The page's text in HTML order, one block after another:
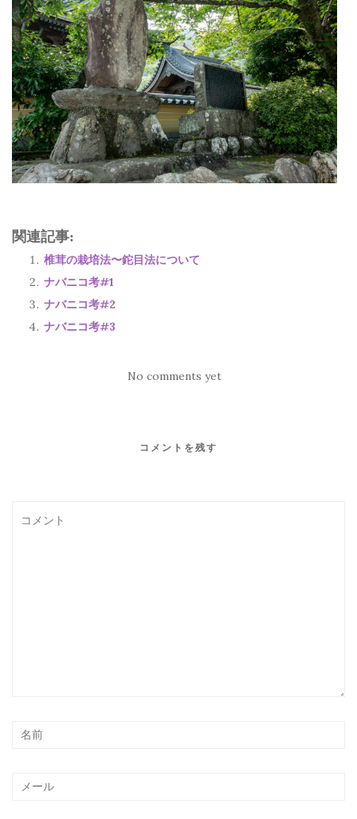
関連記事:
椎茸の栽培法〜鉈目法について
ナバニコ考#1
ナバニコ考#2
ナバニコ考#3
No comments yet
コメントを残す